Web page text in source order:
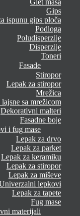
Glet masa
Gips
ispunu gips ploča
Podloga
Poludisperzije
Disperzije
Toneri
Fasade
Stiropor
Lepak za stiropor
Mrežica
sa mrežicom
Dekorativni malteri
Fasadne boje
i fug mase
Lepak za drvo
Lepak za parket
Lepak za keramiku
Lepak za stiropor
Lepak za miševe
lepkovi
Lepak za tapete
Fug mase
materijali